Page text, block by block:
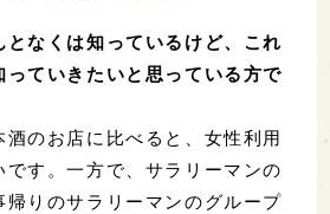
となくは知っているけど、これ
っていきたいと思っている方で
のお店に比べると、女性利用
す。一方で、サラリーマンの
帰りのサラリーマンのグループ